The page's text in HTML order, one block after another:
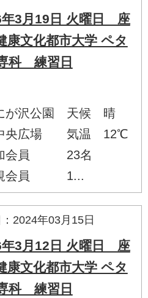
年3月19日 火曜日 座
康文化都市大学 ペタ
科 練習日
が沢公園 天候 晴
広場 気温 12℃
会員 23名
会員 1...
2024年03月15日
年3月12日 火曜日 座
康文化都市大学 ペタ
科 練習日